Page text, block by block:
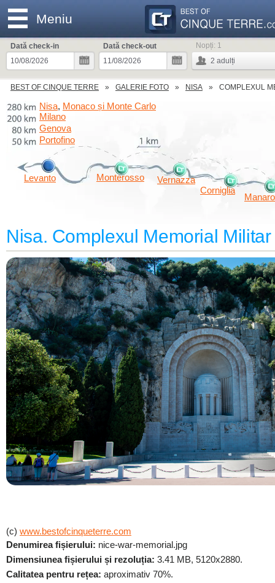
Meniu
Dată check-in
Dată check-out
2 adulți
Nopți: 1
BEST OF CINQUE TERRE GALERIE FOTO NISA COMPLEXUL
Levanto Monterosso
Vernazza
Corniglia
Genova
Milano
Nisa, Monaco și Monte Carlo
Portofino
Nisa. Complexul Memorial Militar
(c) www.bestofcinqueterre.com
Denumirea fișierului: nice-war-memorial.jpg
Dimensiunea fișierului și rezoluția: 3.41 MB, 5120x2880.
Calitatea pentru rețea: aproximativ 70%.